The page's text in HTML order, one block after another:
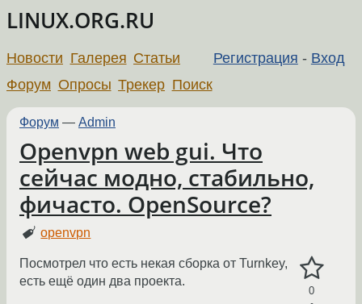
LINUX.ORG.RU
Регистрация - Вход
Новости Галерея Статьи
Форум Опросы Трекер Поиск
Форум — Admin
Openvpn web gui. Что
сейчас модно, стабильно,
фичасто. OpenSource?
openvpn
0
Посмотрел что есть некая сборка от Turnkey,
есть ещё один два проекта.